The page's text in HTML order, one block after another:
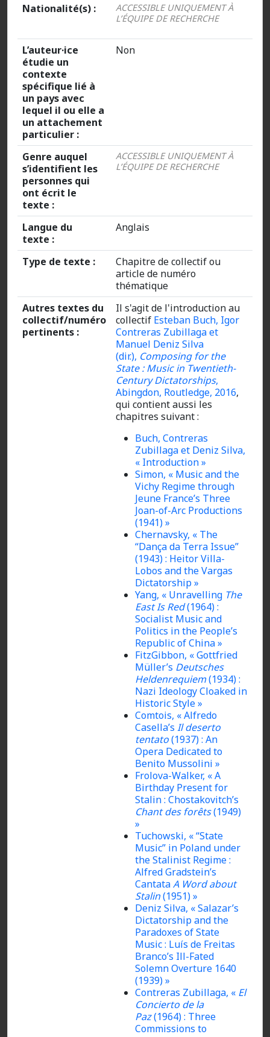
Nationalité(s) :
ACCESSIBLE UNIQUEMENT À
L’ÉQUIPE DE RECHERCHE
L’auteur·ice
étudie un
contexte
spécifique lié à
un pays avec
lequel il ou elle a
un attachement
particulier :
Non
Genre auquel
s’identifient les
personnes qui
ont écrit le
texte :
ACCESSIBLE UNIQUEMENT À
L’ÉQUIPE DE RECHERCHE
Langue du
texte :
Anglais
Type de texte :
Chapitre de collectif ou
article de numéro
thématique
Autres textes du
collectif/numéro
pertinents :
Il s'agit de l'introduction au
collectif Esteban Buch, Igor
Contreras Zubillaga et
Manuel Deniz Silva
(dir.), Composing for the
State : Music in Twentieth-
Century Dictatorships,
Abingdon, Routledge, 2016,
qui contient aussi les
chapitres suivant :
Buch, Contreras
Zubillaga et Deniz Silva,
« Introduction »
Simon, « Music and the
Vichy Regime through
Jeune France’s Three
Joan-of-Arc Productions
(1941) »
Chernavsky, « The
“Dança da Terra Issue”
(1943) : Heitor Villa-
Lobos and the Vargas
Dictatorship »
Yang, « Unravelling The
East Is Red(1964) :
Socialist Music and
Politics in the People’s
Republic of China »
FitzGibbon, « Gottfried
Müller’s Deutsches
Heldenrequiem(1934) :
Nazi Ideology Cloaked in
Historic Style »
Comtois, « Alfredo
Casella’s Il deserto
tentato(1937) : An
Opera Dedicated to
Benito Mussolini »
Frolova-Walker, « A
Birthday Present for
Stalin : Chostakovitch’s
Chant des forêts(1949)
»
Tuchowski, « “State
Music” in Poland under
the Stalinist Regime :
Alfred Gradstein’s
CantataA Word about
Stalin(1951) »
Deniz Silva, « Salazar’s
Dictatorship and the
Paradoxes of State
Music : Luís de Freitas
Branco’s Ill-Fated
Solemn Overture 1640
(1939) »
Contreras Zubillaga, « El
Concierto de la
Paz(1964) : Three
Commissions to